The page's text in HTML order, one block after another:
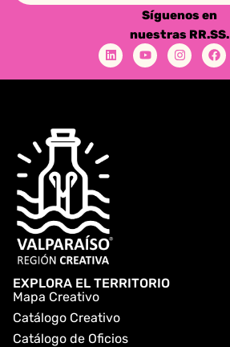
Síguenos en
nuestras RR.SS.
EXPLORA EL TERRITORIO
Mapa Creativo
Catálogo Creativo
Catálogo de Oficios